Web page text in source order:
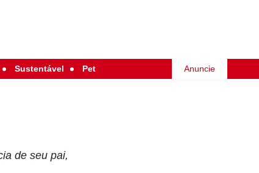
Sustentável Pet Anuncie
de seu pai,